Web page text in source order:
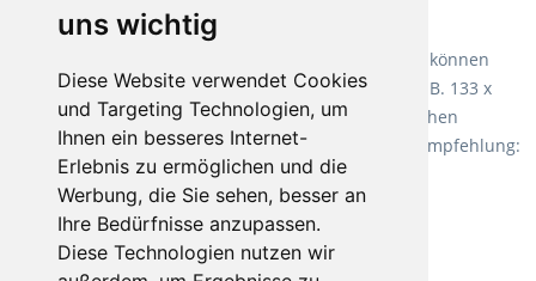
uns wichtig
Diese Website verwendet Cookies
und Targeting Technologien, um
Ihnen ein besseres Internet-
Erlebnis zu ermöglichen und die
Werbung, die Sie sehen, besser an
Ihre Bedürfnisse anzupassen.
Diese Technologien nutzen wir
Teppiche für ein angenehmes Laufgefühl
machen es schon lange vor. Sie können
Teppich in Ihrem gewünschten Sondermaß kaufen, z.B. 133 x
60cm. Vor allem in Schlafzimmern aufgrund der weichen
Oberfläche ein sehr beliebter Zusatzboden. Unsere Empfehlung:
Fletco Fluffy und Fletco Hermelin